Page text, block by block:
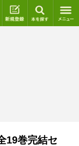
ログイン 新規登録
19巻完結セ